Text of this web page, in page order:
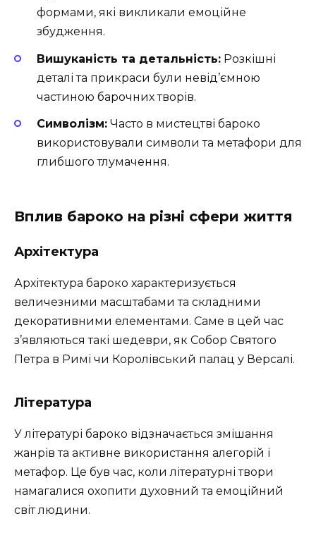
формами, які викликали емоційне
збудження.
Вишуканість та детальність: Розкішні
деталі та прикраси були невід’ємною
частиною барочних творів.
Символізм: Часто в мистецтві бароко
використовували символи та метафори для
глибшого тлумачення.
Вплив бароко на різні сфери життя
Архітектура
Архітектура бароко характеризується
величезними масштабами та складними
декоративними елементами. Саме в цей час
з’являються такі шедеври, як Собор Святого
Петра в Римі чи Королівський палац у Версалі.
Література
У літературі бароко відзначається змішання
жанрів та активне використання алегорій і
метафор. Це був час, коли літературні твори
намагалися охопити духовний та емоційний
світ людини.